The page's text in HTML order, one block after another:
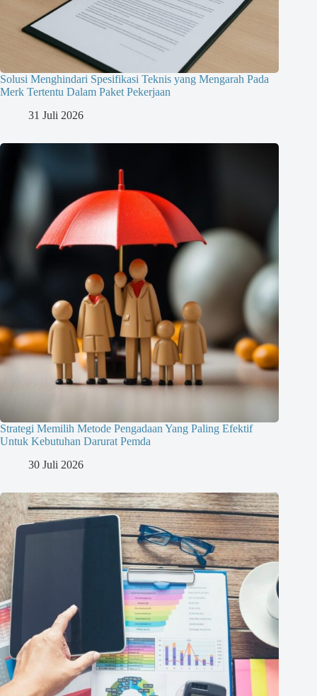
Solusi Menghindari Spesifikasi Teknis yang Mengarah Pada
Merk Tertentu Dalam Paket Pekerjaan
31 Juli 2026
Strategi Memilih Metode Pengadaan Yang Paling Efektif
Untuk Kebutuhan Darurat Pemda
30 Juli 2026